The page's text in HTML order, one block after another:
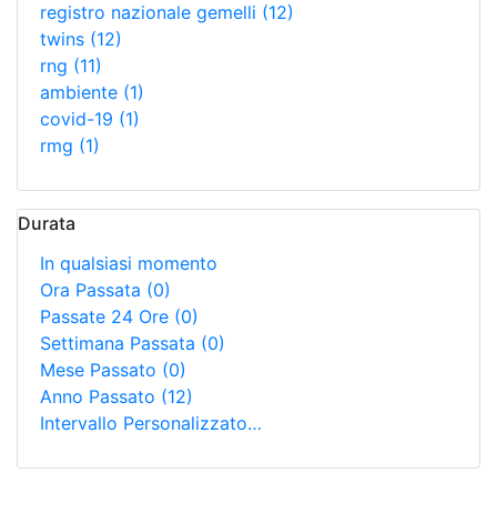
registro nazionale gemelli (12)
twins (12)
rng (11)
ambiente (1)
covid-19 (1)
rmg (1)
Durata
In qualsiasi momento
Ora Passata (0)
Passate 24 Ore (0)
Settimana Passata (0)
Mese Passato (0)
Anno Passato (12)
Intervallo Personalizzato…